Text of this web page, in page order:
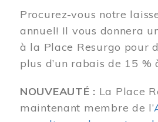
Procurez-vous notre
annuel! Il vous donnera
à la Place Resurgo pour
plus d’un rabais de 15 %
NOUVEAUTÉ : La Place
maintenant membre de l’